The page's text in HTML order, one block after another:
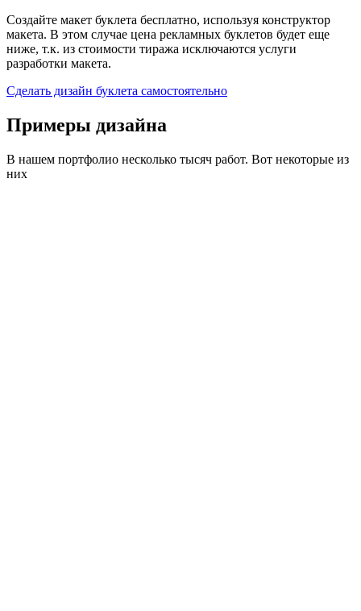
Создайте макет буклета бесплатно, используя конструктор
макета. В этом случае цена рекламных буклетов будет еще
ниже, т.к. из стоимости тиража исключаются услуги
разработки макета.
Сделать дизайн буклета самостоятельно
Примеры дизайна
В нашем портфолио несколько тысяч работ. Вот некоторые из
них